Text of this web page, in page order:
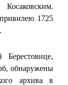
1725
обнаружены
архива в